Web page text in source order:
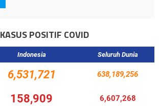
KASUS POSITIF COVID